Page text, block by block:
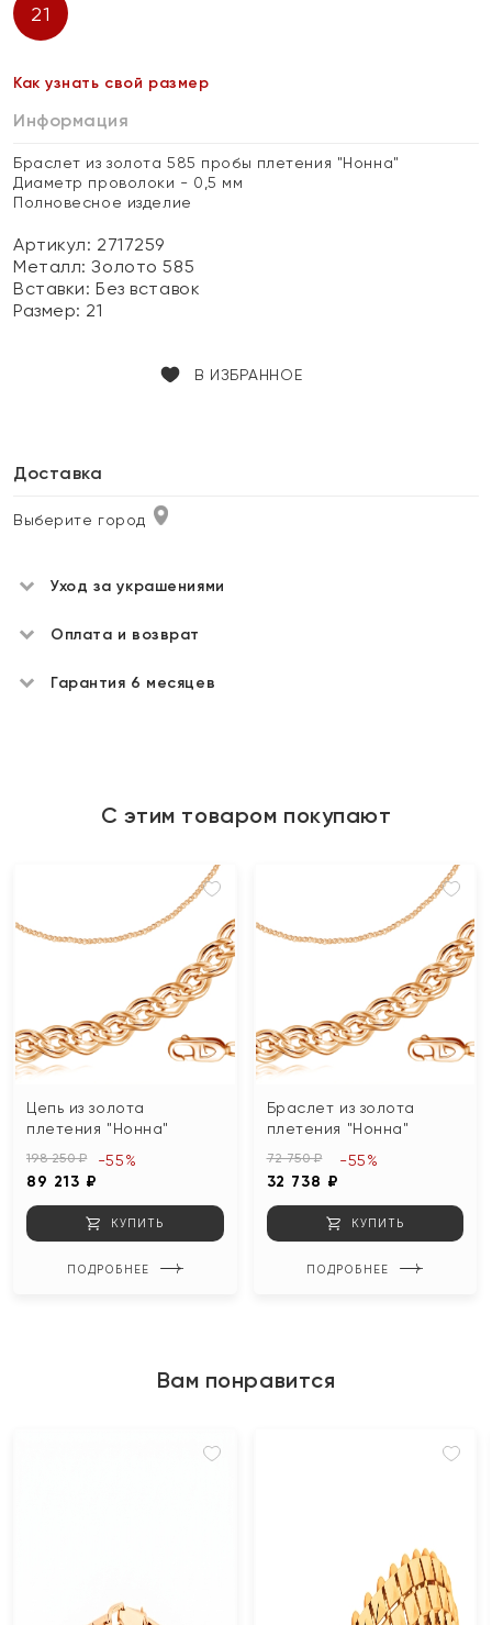
21
Как узнать свой размер
Информация
Браслет из золота 585 пробы плетения "Нонна"
Диаметр проволоки - 0,5 мм
Полновесное изделие
Артикул: 2717259
Металл:Золото 585
Вставки:Без вставок
Размер: 21
В ИЗБРАННОЕ
Доставка
Выберите город
Уход за украшениями
Оплата и возврат
Гарантия 6 месяцев
С этим товаром покупают
Цепь из золота
плетения "Нонна"
198 250 ₽
89 213 ₽
-55%
КУПИТЬ
ПОДРОБНЕЕ
Браслет из золота
плетения "Нонна"
72 750 ₽
32 738 ₽
-55%
КУПИТЬ
ПОДРОБНЕЕ
Вам понравится